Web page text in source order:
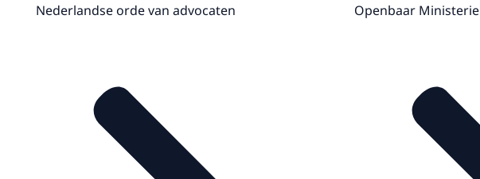
Nederlandse orde van advocaten Openbaar Ministerie